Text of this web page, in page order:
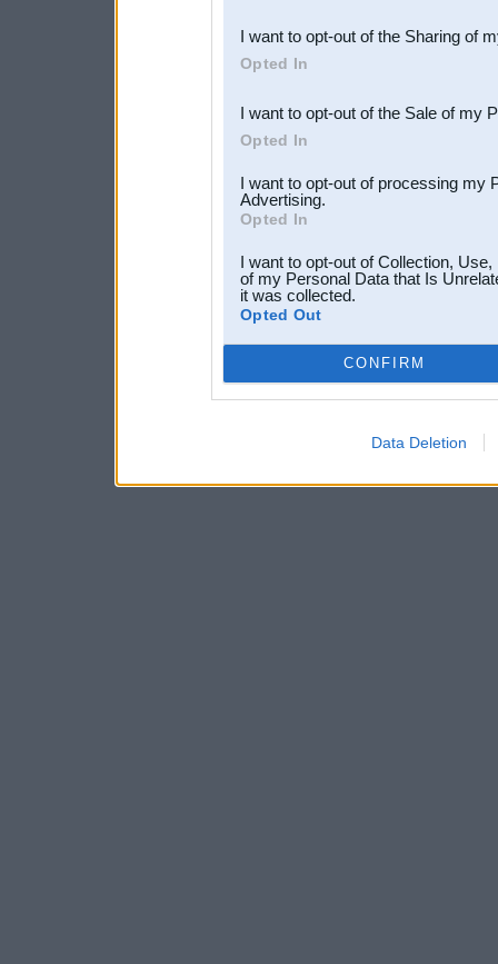
Downstream Participants
third parties.
I want to opt-out of the Sharing of
Opted In
I want to opt-out of the Sale of my
Opted In
I want to opt-out of processing my
Advertising.
Opted In
I want to opt-out of Collection,
of my Personal Data that Is
it was collected.
Opted Out
CONFIRM
Data Deletion